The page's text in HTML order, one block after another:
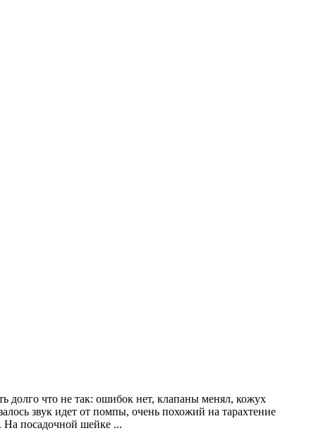
долго что не так: ошибок нет, клапаны менял, кожух
звук идет от помпы, очень похожий на тарахтение
На посадочной шейке ...